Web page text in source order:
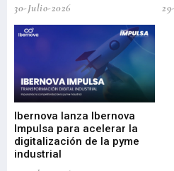
30-Julio-2026
Ibernova lanza Ibernova
Impulsa para acelerar la
digitalización de la pyme
industrial